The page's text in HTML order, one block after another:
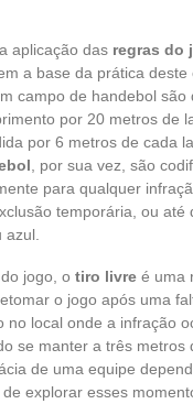
aplicação das regras do
a base da prática deste
campo de handebol são
por 20 metros de
por 6 metros de cada
, por sua vez, são
para qualquer
temporária, ou até
jogo, o tiro livreé uma
o jogo após uma
no local onde a infração
se manter a três metros
de uma equipe
explorar esses